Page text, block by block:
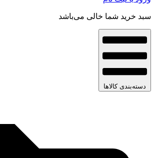
سبد خرید شما خالی می‌باشد
دسته‌بندی کالاها